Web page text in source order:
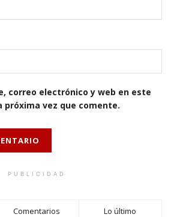
correo electrónico y web en este
próxima vez que comente.
PUBLICIDAD
Comentarios Lo último